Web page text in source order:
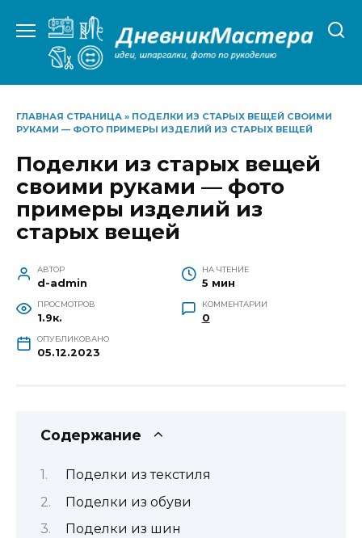
содержанию
ГЛАВНАЯ СТРАНИЦА » ПОДЕЛКИ ИЗ СТАРЫХ ВЕЩЕЙ СВОИМИ
РУКАМИ — ФОТО ПРИМЕРЫ ИЗДЕЛИЙ ИЗ СТАРЫХ ВЕЩЕЙ
Поделки из старых вещей
своими руками — фото
примеры изделий из
старых вещей
АВТОР
d-admin
НА ЧТЕНИЕ
5 мин
ПРОСМОТРОВ
1.9к.
КОММЕНТАРИИ
0
ОПУБЛИКОВАНО
05.12.2023
Содержание
Поделки из текстиля
Поделки из обуви
Поделки из шин